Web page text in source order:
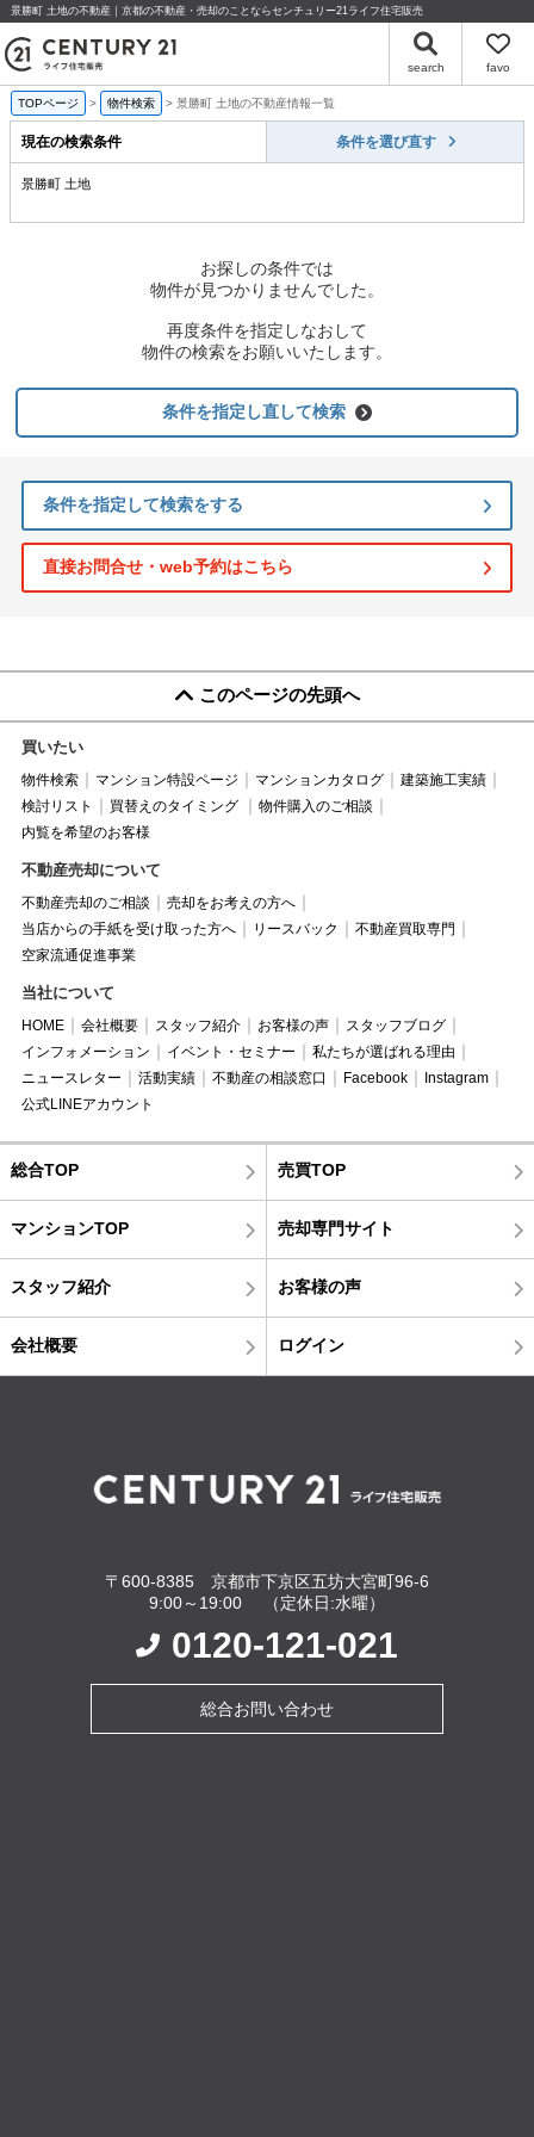
景勝町 土地の不動産｜京都の不動産・売却のことならセンチュリー21ライフ住宅販売
search favo
TOPページ 物件検索 景勝町 土地の不動産情報一覧
現在の検索条件 条件を選び直す
景勝町 土地
お探しの条件では
物件が見つかりませんでした。
再度条件を指定しなおして
物件の検索をお願いいたします。
条件を指定し直して検索
条件を指定して検索をする
直接お問合せ・web予約はこちら
このページの先頭へ
買いたい
物件検索 マンション特設ページ マンションカタログ
建築施工実績
検討リスト
買替えのタイミング
物件購入のご相談
内覧を希望のお客様
不動産売却について
不動産売却のご相談
売却をお考えの方へ
当店からの手紙を受け取った方へ
リースバック
不動産買取専門
空家流通促進事業
当社について
HOME 会社概要 スタッフ紹介 お客様の声
スタッフブログ
インフォメーション
イベント・セミナー
私たちが選ばれる理由
ニュースレター
活動実績 不動産の相談窓口 Facebook
Instagram
公式LINEアカウント
総合TOP 売買TOP
マンションTOP 売却専門サイト
スタッフ紹介 お客様の声
会社概要 ログイン
〒600-8385 京都市下京区五坊大宮町96-6
9:00～19:00 （定休日:水曜）
0120-121-021
総合お問い合わせ